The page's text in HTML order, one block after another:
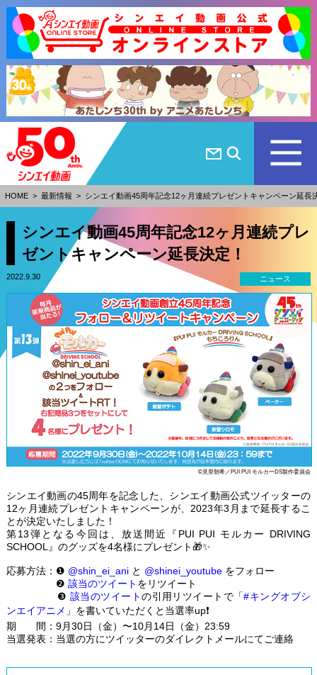
HOME > 最新情報 > シンエイ動画45周年記念12ヶ月連続プレゼントキャンペーン延長
シンエイ動画45周年記念12ヶ月連続プレ
ゼントキャンペーン延長決定！
2022.9.30 ニュース
©見里朝希／PUI PUI モルカーDS製作委員会
シンエイ動画の45周年を記念した、シンエイ動画公式ツイッターの
12ヶ月連続プレゼントキャンペーンが、2023年3月まで延長するこ
とが決定いたしました！
第13弾となる今回は、放送間近『PUI PUI モルカー DRIVING
SCHOOL』のグッズを4名様にプレゼント🎁✨
応募方法：❶ @shin_ei_aniと @shinei_youtube をフォロー
❷ 該当のツイート をリツイート
❸該当のツイートの引用リツイートで「#キングオブシ
ンエイアニメ 」を書いていただくと当選率up❗
期 間：9月30日（金）〜10月14日（金）23:59
当選発表：当選の方にツイッターのダイレクトメールにてご連絡